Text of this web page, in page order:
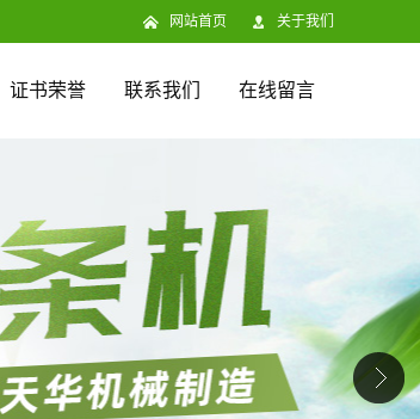
网站首页 关于我们
证书荣誉 联系我们 在线留言